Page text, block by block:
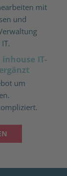
mit
und
IT-
um